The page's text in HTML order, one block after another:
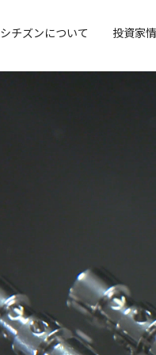
シチズンについて 投資家